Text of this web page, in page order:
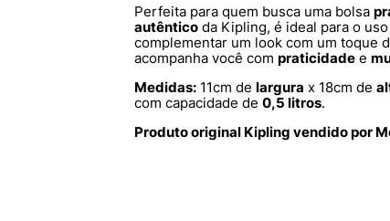
Perfeita para quem busca uma bolsa
autêntico da Kipling, é ideal para o
complementar um look com um toque
acompanha você com praticidade e
Medidas: 11cm de largura x 18cm de
com capacidade de 0,5 litros.
Produto original Kipling vendido por